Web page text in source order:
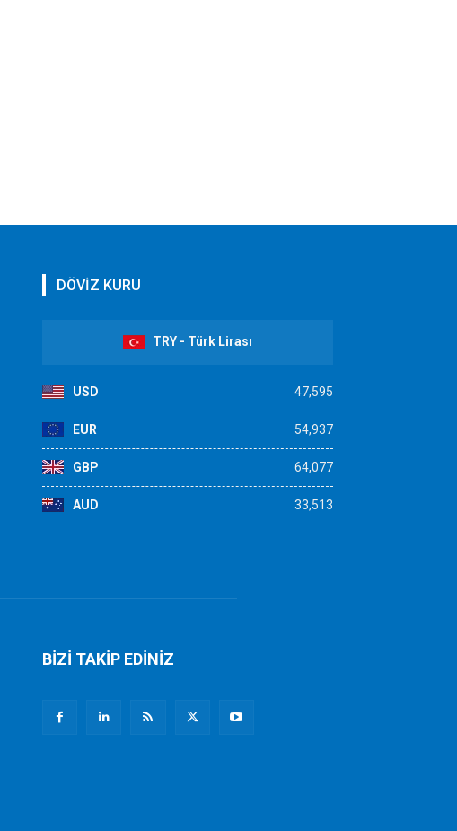
DÖVİZ KURU
TRY - Türk Lirası
USD 47,595
EUR 54,937
GBP 64,077
AUD 33,513
BİZİ TAKİP EDİNİZ